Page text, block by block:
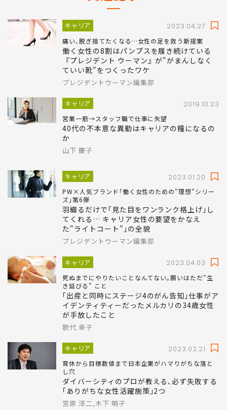
キャリア 2023.04.27
痛い､脱ぎ捨てたくなる…女性の足を救う新提案
働く女性の8割はパンプスを履き続けている
『プレジデント ウーマン』が"がまんしなく
ていい靴"をつくったワケ
プレジデントウーマン編集部
キャリア 2019.10.23
営業一筋→スタッフ職で仕事に失望
40代の不本意な異動はキャリアの糧になるの
か
山下 慶子
キャリア 2023.01.20
PW×人気ブランド｢働く女性のための"理想"シリー
ズ｣第6弾
羽織るだけで｢見た目をワンランク格上げ｣し
てくれる… キャリア女性の要望をかなえ
た"ライトコート"｣の全貌
プレジデントウーマン編集部
キャリア 2023.04.03
死ぬまでにやりたいことなんてない｡願いはただ"生
き延びる" こと
｢出産と同時にステージ4のがん告知｣仕事がア
イデンティティーだったメルカリの34歳女性
が手放したこと
歌代 幸子
キャリア 2023.02.21
育休から目標数値まで日本企業がハマりがちな落と
し穴
ダイバーシティのプロが教える､必ず失敗する
｢ありがちな女性活躍施策｣2つ
宮原 淳二,木下 明子